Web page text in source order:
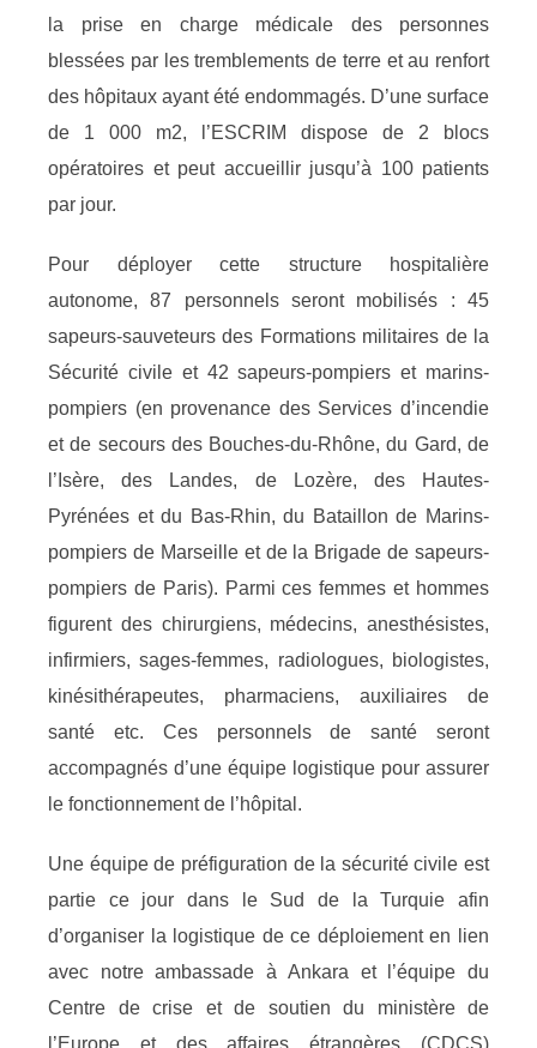
la prise en charge médicale des personnes
blessées par les tremblements de terre et au renfort
des hôpitaux ayant été endommagés. D’une surface
de 1 000 m2, l’ESCRIM dispose de 2 blocs
opératoires et peut accueillir jusqu’à 100 patients
par jour.
Pour déployer cette structure hospitalière
autonome, 87 personnels seront mobilisés : 45
sapeurs-sauveteurs des Formations militaires de la
Sécurité civile et 42 sapeurs-pompiers et marins-
pompiers (en provenance des Services d’incendie
et de secours des Bouches-du-Rhône, du Gard, de
l’Isère, des Landes, de Lozère, des Hautes-
Pyrénées et du Bas-Rhin, du Bataillon de Marins-
pompiers de Marseille et de la Brigade de sapeurs-
pompiers de Paris). Parmi ces femmes et hommes
figurent des chirurgiens, médecins, anesthésistes,
infirmiers, sages-femmes, radiologues, biologistes,
kinésithérapeutes, pharmaciens, auxiliaires de
santé etc. Ces personnels de santé seront
accompagnés d’une équipe logistique pour assurer
le fonctionnement de l’hôpital.
Une équipe de préfiguration de la sécurité civile est
partie ce jour dans le Sud de la Turquie afin
d’organiser la logistique de ce déploiement en lien
avec notre ambassade à Ankara et l’équipe du
Centre de crise et de soutien du ministère de
l’Europe et des affaires étrangères (CDCS)